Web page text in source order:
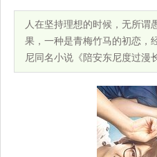
人在坚持理想的时候，无所谓
果，一种是青梅竹马的初恋，
尼同名小说《陪安东尼度过漫